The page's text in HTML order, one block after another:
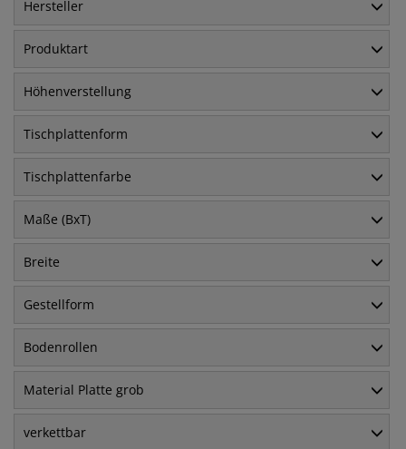
Hersteller
Produktart
Höhenverstellung
Tischplattenform
Tischplattenfarbe
Maße (BxT)
Breite
Gestellform
Bodenrollen
Material Platte grob
verkettbar